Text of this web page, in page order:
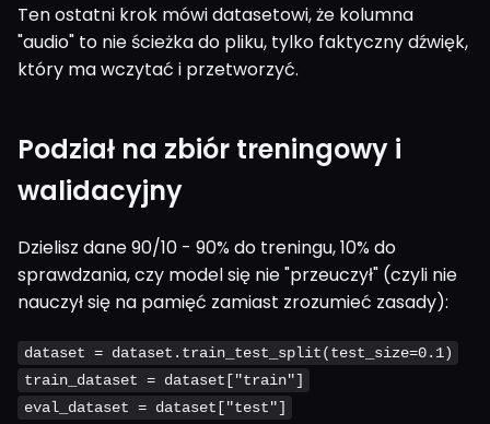
Ten ostatni krok mówi datasetowi, że kolumna
"audio" to nie ścieżka do pliku, tylko faktyczny dźwięk,
który ma wczytać i przetworzyć.
Podział na zbiór treningowy i
walidacyjny
Dzielisz dane 90/10 - 90% do treningu, 10% do
sprawdzania, czy model się nie "przeuczył" (czyli nie
nauczył się na pamięć zamiast zrozumieć zasady):
dataset = dataset.train_test_split(test_size=0.1)
train_dataset = dataset["train"]
eval_dataset = dataset["test"]